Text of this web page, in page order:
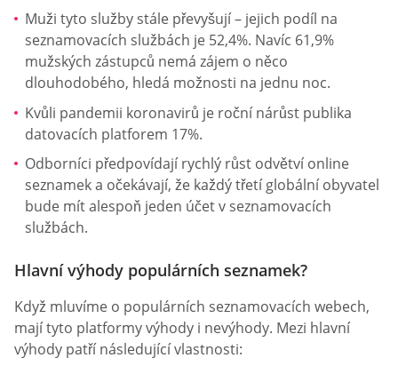
Muži tyto služby stále převyšují – jejich podíl na
seznamovacích službách je 52,4%. Navíc 61,9%
mužských zástupců nemá zájem o něco
dlouhodobého, hledá možnosti na jednu noc.
Kvůli pandemii koronavirů je roční nárůst publika
datovacích platforem 17%.
Odborníci předpovídají rychlý růst odvětví online
seznamek a očekávají, že každý třetí globální obyvatel
bude mít alespoň jeden účet v seznamovacích
službách.
Hlavní výhody populárních seznamek?
Když mluvíme o populárních seznamovacích webech,
mají tyto platformy výhody i nevýhody. Mezi hlavní
výhody patří následující vlastnosti: